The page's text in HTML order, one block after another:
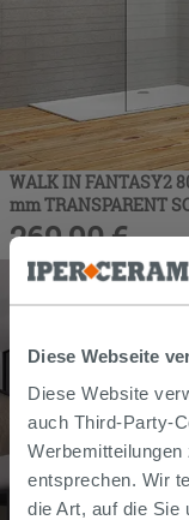
Diese Webseite
Diese Website
auch Third-Party-
entsprechen. Wir
die Art, auf die Sie
WALK IN FANTASY2
mm TRANSPARENT
269,90€